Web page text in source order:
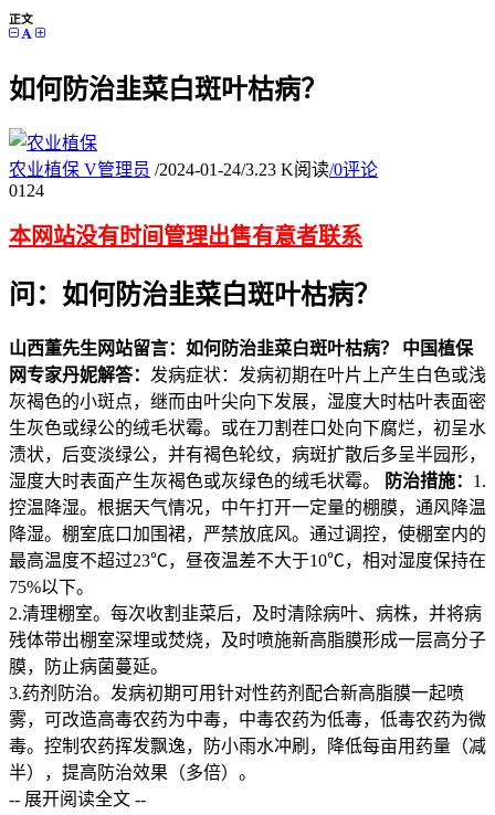
正文
如何防治韭菜白斑叶枯病？
农业植保 V管理员 /2024-01-24/3.23 K阅读/0评论
01 24
本网站没有时间管理出售有意者联系
问：如何防治韭菜白斑叶枯病？
山西董先生网站留言：如何防治韭菜白斑叶枯病？
中国植保
网专家丹妮解答： 发病症状：发病初期在叶片上产生白色或浅
灰褐色的小斑点，继而由叶尖向下发展，湿度大时枯叶表面密
生灰色或绿公的绒毛状霉。或在刀割茬口处向下腐烂，初呈水
渍状，后变淡绿公，并有褐色轮纹，病斑扩散后多呈半园形，
湿度大时表面产生灰褐色或灰绿色的绒毛状霉。
防治措施： 1.
控温降湿。根据天气情况，中午打开一定量的棚膜，通风降温
降湿。棚室底口加围裙，严禁放底风。通过调控，使棚室内的
最高温度不超过23℃，昼夜温差不大于10℃，相对湿度保持在
75%以下。
2.清理棚室。每次收割韭菜后，及时清除病叶、病株，并将病
残体带出棚室深埋或焚烧，及时喷施新高脂膜形成一层高分子
膜，防止病菌蔓延。
3.药剂防治。发病初期可用针对性药剂配合新高脂膜一起喷
雾，可改造高毒农药为中毒，中毒农药为低毒，低毒农药为微
毒。控制农药挥发飘逸，防小雨水冲刷，降低每亩用药量（减
半），提高防治效果（多倍）。
-- 展开阅读全文 --